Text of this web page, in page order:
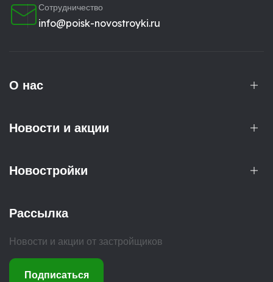
Сотрудничество
info@poisk-novostroyki.ru
О нас
Новости и акции
Новостройки
Рассылка
Новости и акции от застройщиков
Подписаться